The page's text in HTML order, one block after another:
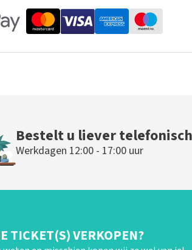
Bestelt u liever
Werkdagen 12:00 - 17:00 uur
TICKET(S) VERKOPEN?